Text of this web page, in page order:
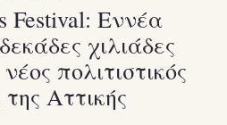
Festival: Εννέα
χιλιάδες
πολιτιστικός
Αττικής